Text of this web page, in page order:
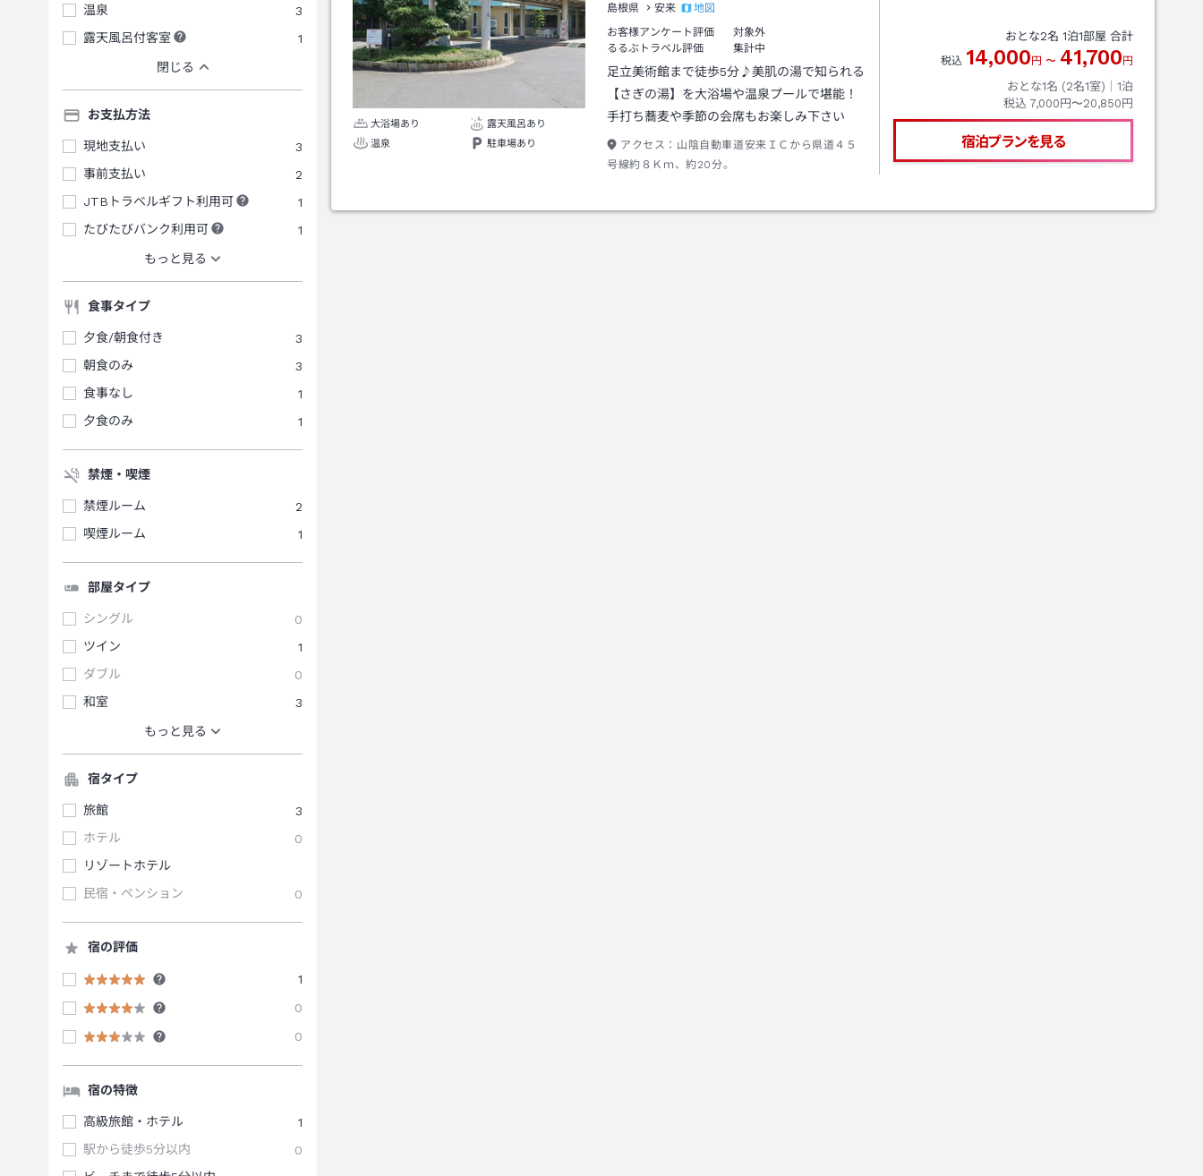
温泉
3
露天風呂付客室
1
閉じる
お支払方法
現地支払い
3
事前支払い
2
JTBトラベルギフト利用可
1
たびたびバンク利用可
1
もっと見る
食事タイプ
夕食/朝食付き
3
朝食のみ
3
食事なし
1
夕食のみ
1
禁煙・喫煙
禁煙ルーム
2
喫煙ルーム
1
部屋タイプ
シングル
0
ツイン
1
ダブル
0
和室
3
もっと見る
宿タイプ
旅館
3
ホテル
0
リゾートホテル
民宿・ペンション
0
宿の評価
1
0
0
宿の特徴
高級旅館・ホテル
1
駅から徒歩5分以内
0
大浴場あり
露天風呂あり
温泉
駐車場あり
島根県 安来
地図
お客様アンケート評価
対象外
るるぶトラベル評価
集計中
足立美術館まで徒歩5分♪美肌の湯で知られる
【さぎの湯】を大浴場や温泉プールで堪能！
手打ち蕎麦や季節の会席もお楽しみ下さい
アクセス： 山陰自動車道安来ＩＣから県道４５
号線約８Ｋｍ、約20分。
おとな2名 1泊1部屋 合計
税込 14,000 円 〜 41,700 円
おとな1名 (2名1室)｜ 1泊
税込 7,000円〜20,850円
宿泊プランを見る